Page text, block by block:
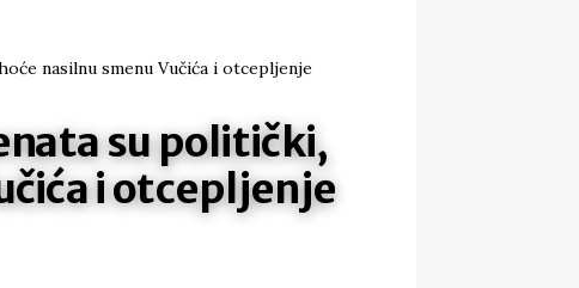
su politički,
i otcepljenje